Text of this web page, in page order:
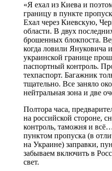
«Я ехал из Киева и
границу в пункте
Ехал через Киевскую,
области. В двух
брошенных блокпоста.
когда ловили
украинской границе
паспортный контроль.
техпаспорт. Багажник
тщательно. Все заняло
нейтральная зона и две
Полтора часа,
на российской стороне,
контроль, таможня и
пунктом пропуска (в
на Украине) заправки,
забываем включить в
свет.